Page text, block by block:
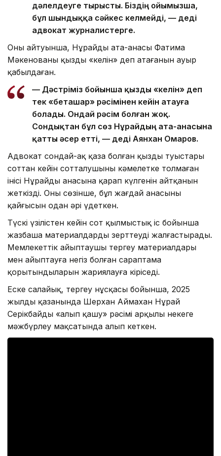
дәлелдеуге тырысты. Біздің ойымызша,
бұл шындыққа сәйкес келмейді, — деді
адвокат журналистерге.
Оның айтуынша, Нұрайдың ата-анасы Фатима
Мәкенованың қызды «келін» деп атағанын ауыр
қабылдаған.
— Дәстүріміз бойынша қызды «келін» деп
тек «беташар» рәсімінен кейін атауға
болады. Ондай рәсім болған жоқ.
Сондықтан бұл сөз Нұрайдың ата-анасына
қатты әсер етті, — деді Аянхан Омаров.
Адвокат сондай-ақ қаза болған қыздың туыстары
соттан кейін сотталушының кәмелетке толмаған
інісі Нұрайдың анасына қарап күлгенін айтқанын
жеткізді. Оның сөзінше, бұл жағдай анасының
қайғысын одан әрі үдеткен.
Түскі үзілістен кейін сот қылмыстық іс бойынша
жазбаша материалдарды зерттеуді жалғастырады.
Мемлекеттік айыптаушы тергеу материалдары
мен айыптауға негіз болған сараптама
қорытындыларын жариялауға кіріседі.
Еске салайық, тергеу нұсқасы бойынша, 2025
жылдың қазанында Шерхан Аймахан Нұрай
Серікбайды «алып қашу» рәсімі арқылы некеге
мәжбүрлеу мақсатында алып кеткен.